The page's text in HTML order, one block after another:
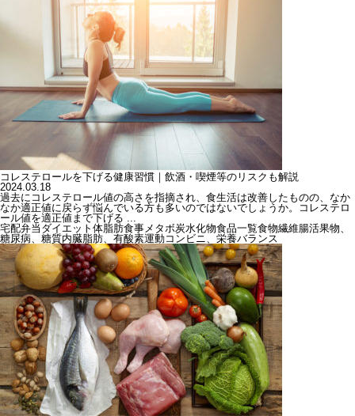
コレステロールを下げる健康習慣｜飲酒・喫煙等のリスクも解説
2024.03.18
過去にコレステロール値の高さを指摘され、食生活は改善したものの、なか
なか適正値に戻らず悩んでいる方も多いのではないでしょうか。コレステロ
ール値を適正値まで下げる ...
宅配弁当 ダイエット 体脂肪食事メタボ炭水化物食品一覧食物繊維腸活果物、
糖尿病、糖質内臓脂肪、有酸素運動コンビニ、栄養バランス